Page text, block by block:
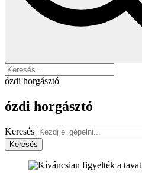
ózdi horgásztó
ózdi horgásztó
Keresés
Keresés